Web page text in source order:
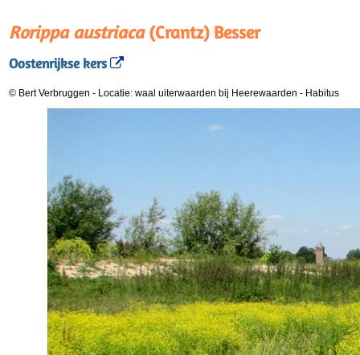
Rorippa austriaca(Crantz) Besser
Oostenrijkse kers
© Bert Verbruggen - Locatie: waal uiterwaarden bij Heerewaarden - Habitus